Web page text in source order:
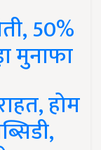
50%
मुनाफा
होम